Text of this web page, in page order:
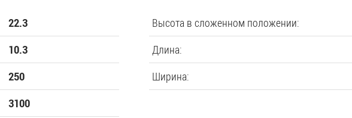
22.3
10.3
250
3100
Высота в сложенном положении:
Длина:
Ширина: